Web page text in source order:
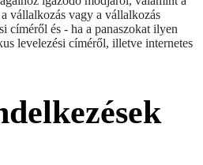
vállalkozás vagy a vállalkozás
címéről és - ha a panaszokat ilyen
levelezési címéről, illetve internetes